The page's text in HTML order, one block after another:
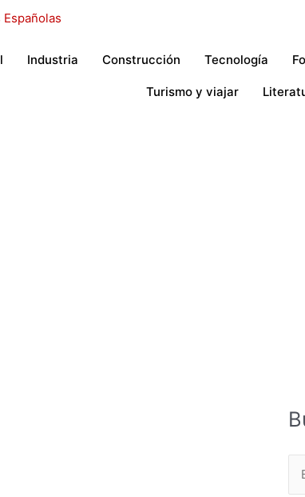
Industria Construcción Tecnología
Turismo y viajar